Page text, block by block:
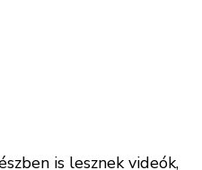
is lesznek videók,